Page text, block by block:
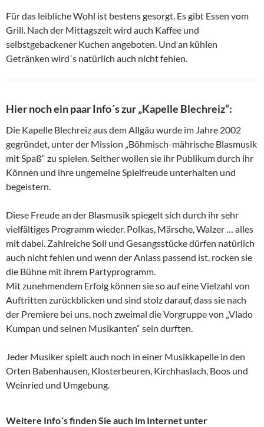
Für das leibliche Wohl ist bestens gesorgt. Es gibt Essen vom
Grill. Nach der Mittagszeit wird auch Kaffee und
selbstgebackener Kuchen angeboten. Und an kühlen
Getränken wird´s natürlich auch nicht fehlen.
Hier noch ein paar Info´s zur „Kapelle Blechreiz“:
Die Kapelle Blechreiz aus dem Allgäu wurde im Jahre 2002
gegründet, unter der Mission „Böhmisch-mährische Blasmusik
mit Spaß“ zu spielen. Seither wollen sie ihr Publikum durch ihr
Können und ihre ungemeine Spielfreude unterhalten und
begeistern.
Diese Freude an der Blasmusik spiegelt sich durch ihr sehr
vielfältiges Programm wieder. Polkas, Märsche, Walzer … alles
mit dabei. Zahlreiche Soli und Gesangsstücke dürfen natürlich
auch nicht fehlen und wenn der Anlass passend ist, rocken sie
die Bühne mit ihrem Partyprogramm.
Mit zunehmendem Erfolg können sie so auf eine Vielzahl von
Auftritten zurückblicken und sind stolz darauf, dass sie nach
der Premiere bei uns, noch zweimal die Vorgruppe von „Vlado
Kumpan und seinen Musikanten“ sein durften.
Jeder Musiker spielt auch noch in einer Musikkapelle in den
Orten Babenhausen, Klosterbeuren, Kirchhaslach, Boos und
Weinried und Umgebung.
Weitere Info´s finden Sie auch im Internet unter